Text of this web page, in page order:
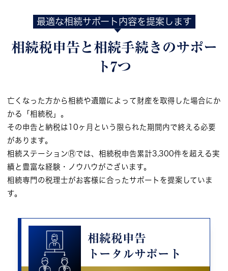
最適な相続サポート内容を提案します
相続税申告と相続手続きのサポー
ト7つ
亡くなった方から相続や遺贈によって財産を取得した場合にか
かる「相続税」。
その申告と納税は10ヶ月という限られた期間内で終える必要
があります。
相続ステーションⓇでは、相続税申告累計3,300件を超える実
績と豊富な経験・ノウハウがございます。
相続専門の税理士がお客様に合ったサポートを提案していま
す。
相続税申告
トータルサポート